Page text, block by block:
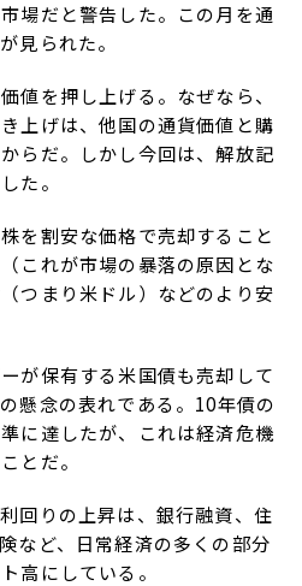
場だと警告した。この月を通
見られた。
値を押し上げる。なぜなら、
上げは、他国の通貨価値と購
らだ。しかし今回は、解放記
た。
を割安な価格で売却すること
これが市場の暴落の原因とな
つまり米ドル）などのより安
が保有する米国債も売却して
懸念の表れである。10年債の
に達したが、これは経済危機
とだ。
回りの上昇は、銀行融資、住
など、日常経済の多くの部分
高にしている。